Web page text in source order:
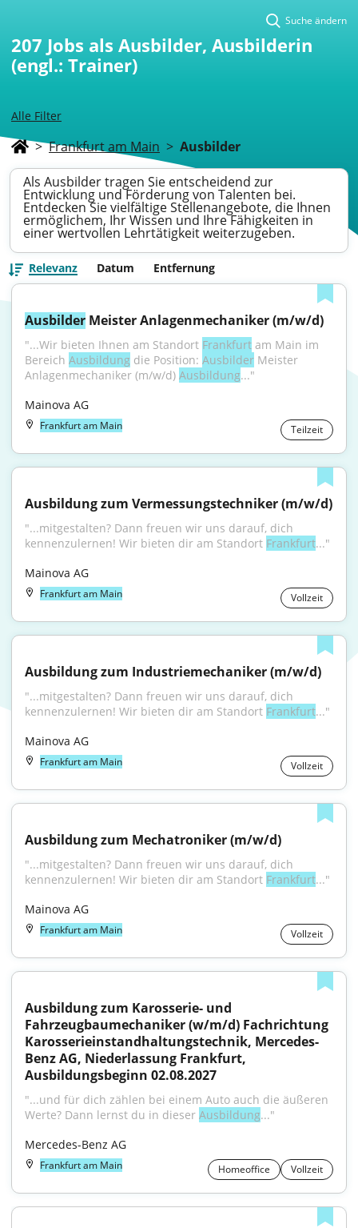
Alle Filter
Suche ändern
207 Jobs als Ausbilder, Ausbilderin
(engl.: Trainer)
> Frankfurt am Main > Ausbilder
Als Ausbilder tragen Sie entscheidend zur
Entwicklung und Förderung von Talenten bei.
Entdecken Sie vielfältige Stellenangebote, die Ihnen
ermöglichem, Ihr Wissen und Ihre Fähigkeiten in
einer wertvollen Lehrtätigkeit weiterzugeben.
Relevanz Datum Entfernung
Ausbilder Meister Anlagenmechaniker (m/w/d)
"...Wir bieten Ihnen am Standort Frankfurt am Main im
Bereich Ausbildung die Position: Ausbilder Meister
Anlagenmechaniker (m/w/d) Ausbildung..."
Mainova AG
Frankfurt am Main Teilzeit
Ausbildung zum Vermessungstechniker (m/w/d)
"...mitgestalten? Dann freuen wir uns darauf, dich
kennenzulernen! Wir bieten dir am Standort Frankfurt..."
Mainova AG
Frankfurt am Main Vollzeit
Ausbildung zum Industriemechaniker (m/w/d)
"...mitgestalten? Dann freuen wir uns darauf, dich
kennenzulernen! Wir bieten dir am Standort Frankfurt..."
Mainova AG
Frankfurt am Main Vollzeit
Ausbildung zum Mechatroniker (m/w/d)
"...mitgestalten? Dann freuen wir uns darauf, dich
kennenzulernen! Wir bieten dir am Standort Frankfurt..."
Mainova AG
Frankfurt am Main Vollzeit
Ausbildung zum Karosserie- und
Fahrzeugbaumechaniker (w/m/d) Fachrichtung
Karosserieinstandhaltungstechnik, Mercedes-
Benz AG, Niederlassung Frankfurt,
Ausbildungsbeginn 02.08.2027
"...und für dich zählen bei einem Auto auch die äußeren
Werte? Dann lernst du in dieser Ausbildung..."
Mercedes-Benz AG
Frankfurt am Main Homeoffice Vollzeit